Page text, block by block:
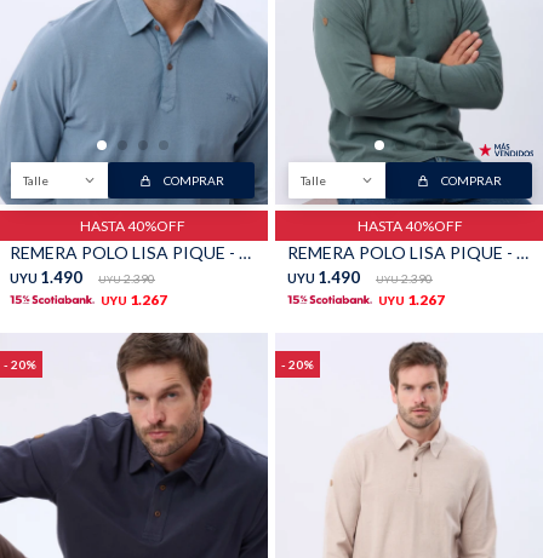
Talle COMPRAR
HASTA 40%OFF
REMERA POLO LISA PIQUE - Piedra
UYU 1.490 UYU 2.390
UYU 1.267
Talle COMPRAR
HASTA 40%OFF
REMERA POLO LISA PIQUE - Verde
UYU 1.490 UYU 2.390
UYU 1.267
20 20